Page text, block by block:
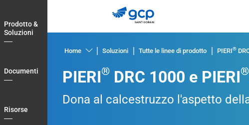
to
main
navigation
Prodotto &
Soluzioni
Documenti
Risorse
Home
&
Soluzioni Tutte le linee di prodotto PIERI®
PIERI® DRC 1000 e PIERI®
Dona al calcestruzzo l'aspetto